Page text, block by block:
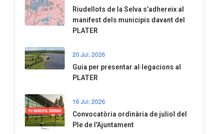
Riudellots de la Selva s’adhereix al
manifest dels municipis davant del
PLATER
20 Jul, 2026
​Guia per presentar al·legacions al
PLATER
16 Jul, 2026
Convocatòria ordinària de juliol del
Ple de l'Ajuntament